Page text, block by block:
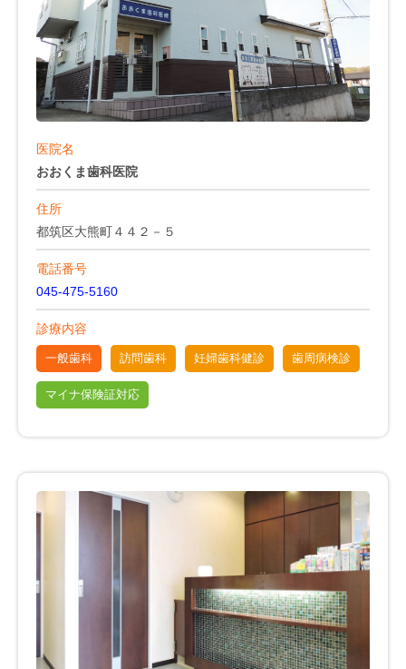
医院名
おおくま歯科医院
住所
都筑区大熊町４４２－５
電話番号
045-475-5160
診療内容
一般歯科 訪問歯科 妊婦歯科健診 歯周病検診
マイナ保険証対応